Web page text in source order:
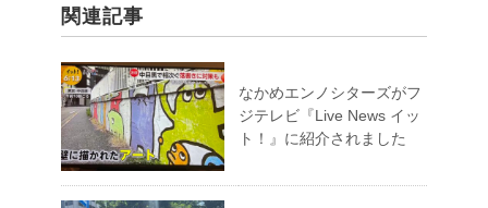
関連記事
なかめエンノシターズがフ
ジテレビ『Live News イッ
ト！』に紹介されました